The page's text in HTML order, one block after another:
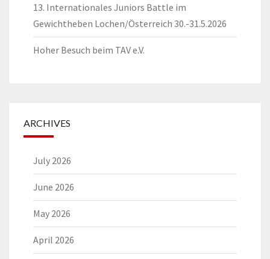
13. Internationales Juniors Battle im
Gewichtheben Lochen/Österreich 30.-31.5.2026
Hoher Besuch beim TAV e.V.
ARCHIVES
July 2026
June 2026
May 2026
April 2026